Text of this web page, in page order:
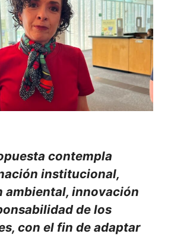
contempla
institucional,
ambiental, innovación
de los
con el fin de adaptar